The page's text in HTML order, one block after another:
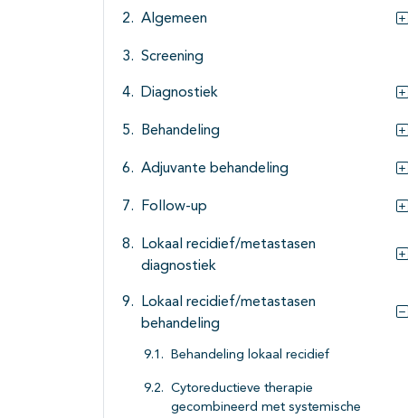
Algemeen
Screening
Diagnostiek
Behandeling
Adjuvante behandeling
Follow-up
Lokaal recidief/metastasen
diagnostiek
Lokaal recidief/metastasen
behandeling
Behandeling lokaal recidief
Cytoreductieve therapie
gecombineerd met systemische